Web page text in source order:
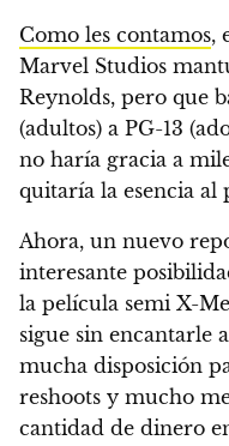
Como les contamos,
Marvel Studios
Reynolds, pero que
(adultos) a PG-13
no haría gracia a
quitaría la esencia al
Ahora, un nuevo
interesante
la película semi X-
sigue sin encantarle
mucha disposición
reshoots y mucho
cantidad de dinero